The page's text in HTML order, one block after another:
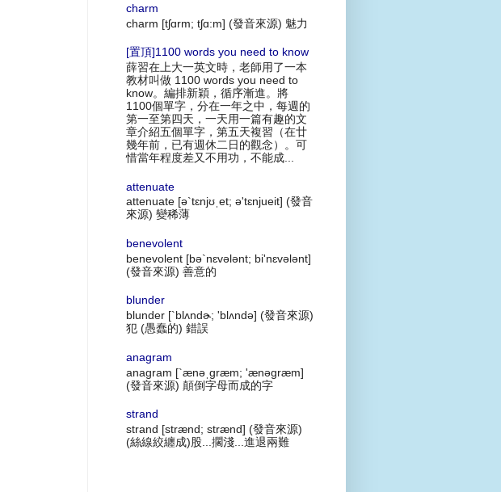
charm
charm [tʃɑrm; tʃɑ:m] (發音來源) 魅力
[置頂]1100 words you need to know
薛習在上大一英文時，老師用了一本
教材叫做 1100 words you need to
know。編排新穎，循序漸進。將
1100個單字，分在一年之中，每週的
第一至第四天，一天用一篇有趣的文
章介紹五個單字，第五天複習（在廿
幾年前，已有週休二日的觀念）。可
惜當年程度差又不用功，不能成...
attenuate
attenuate [ə`tɛnjʊˌet; ə'tɛnjueit] (發音
來源) 變稀薄
benevolent
benevolent [bə`nɛvələnt; bi'nɛvələnt]
(發音來源) 善意的
blunder
blunder [`blʌndɚ; 'blʌndə] (發音來源)
犯 (愚蠢的) 錯誤
anagram
anagram [`ænəˌgræm; 'ænəgræm]
(發音來源) 顛倒字母而成的字
strand
strand [strænd; strænd] (發音來源)
(絲線絞纏成)股...擱淺...進退兩難